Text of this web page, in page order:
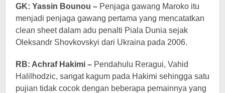
GK: Yassin Bounou – Penjaga gawang Maroko itu
menjadi penjaga gawang pertama yang mencatatkan
clean sheet dalam adu penalti Piala Dunia sejak
Oleksandr Shovkovskyi dari Ukraina pada 2006.
RB: Achraf Hakimi – Pendahulu Reragui, Vahid
Halilhodzic, sangat kagum pada Hakimi sehingga satu
pujian tidak cocok dengan beberapa pemainnya yang